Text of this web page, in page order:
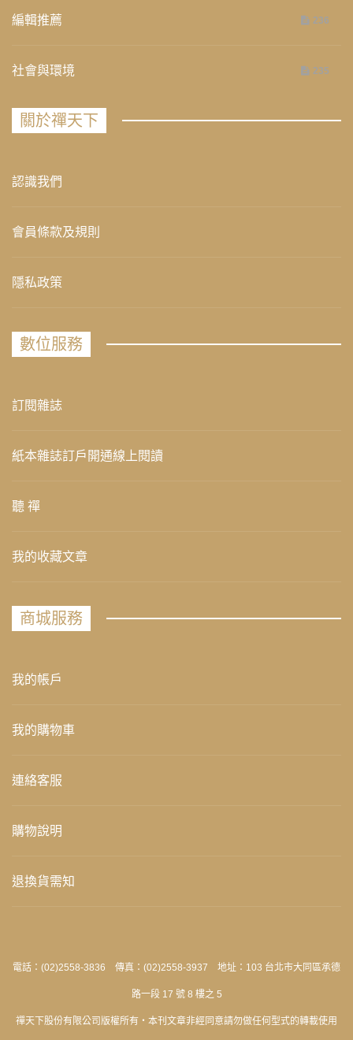
編輯推薦 236
社會與環境 235
關於禪天下
認識我們
會員條款及規則
隱私政策
數位服務
訂閱雜誌
紙本雜誌訂戶開通線上閱讀
聽 禪
我的收藏文章
商城服務
我的帳戶
我的購物車
連絡客服
購物說明
退換貨需知
電話：(02)2558-3836 傳真：(02)2558-3937 地址：103 台北市大同區承德
路一段 17 號 8 樓之 5
禪天下股份有限公司版權所有‧本刊文章非經同意請勿做任何型式的轉載使用